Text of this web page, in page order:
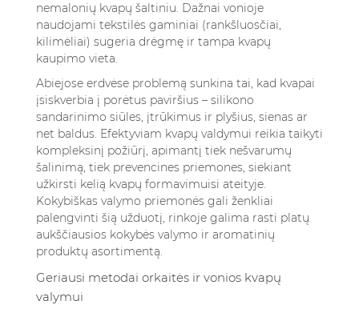
nemalonių kvapų šaltiniu. Dažnai vonioje
naudojami tekstilės gaminiai (rankšluosčiai,
kilimėliai) sugeria drėgmę ir tampa kvapų
kaupimo vieta.
Abiejose erdvėse problemą sunkina tai, kad kvapai
įsiskverbia į porėtus paviršius – silikono
sandarinimo siūles, įtrūkimus ir plyšius, sienas ar
net baldus. Efektyviam kvapų valdymui reikia taikyti
kompleksinį požiūrį, apimantį tiek nešvarumų
šalinimą, tiek prevencines priemones, siekiant
užkirsti kelią kvapų formavimuisi ateityje.
Kokybiškas valymo priemonės gali ženkliai
palengvinti šią užduotį, rinkoje galima rasti platų
aukščiausios kokybės valymo ir aromatinių
produktų asortimentą.
Geriausi metodai orkaitės ir vonios kvapų
valymui